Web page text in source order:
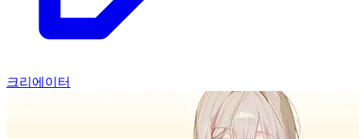
크리에이터